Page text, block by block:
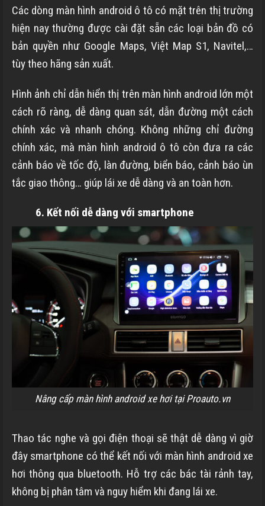
Các dòng màn hình android ô tô có mặt trên thị trường
hiện nay thường được cài đặt sẵn các loại bản đồ có
bản quyền như Google Maps, Việt Map S1, Navitel,…
tùy theo hãng sản xuất.
Hình ảnh chỉ dẫn hiển thị trên màn hình android lớn một
cách rõ ràng, dễ dàng quan sát, dẫn đường một cách
chính xác và nhanh chóng. Không những chỉ đường
chính xác, mà màn hình android ô tô còn đưa ra các
cảnh báo về tốc độ, làn đường, biển báo, cảnh báo ùn
tắc giao thông… giúp lái xe dễ dàng và an toàn hơn.
6. Kết nối dễ dàng với smartphone
Nâng cấp màn hình android xe hơi tại Proauto.vn
Thao tác nghe và gọi điện thoại sẽ thật dễ dàng vì giờ
đây smartphone có thể kết nối với màn hình android xe
hơi thông qua bluetooth. Hỗ trợ các bác tài rảnh tay,
không bị phân tâm và nguy hiểm khi đang lái xe.